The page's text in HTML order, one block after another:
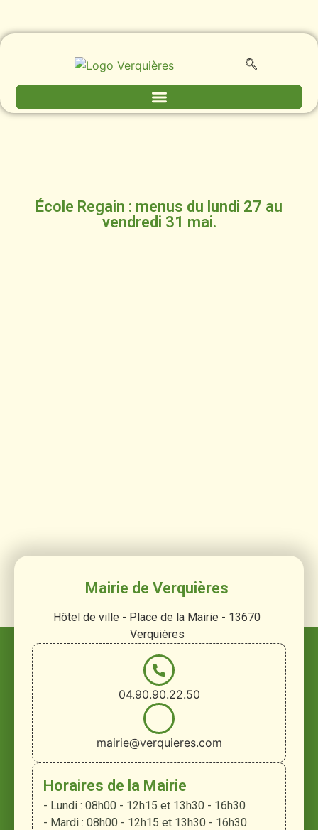
École Regain : menus du lundi 27 au
vendredi 31 mai.
Mairie de Verquières
Hôtel de ville - Place de la Mairie - 13670
Verquières
04.90.90.22.50
mairie@verquieres.com
Horaires de la Mairie
- Lundi : 08h00 - 12h15 et 13h30 - 16h30
- Mardi : 08h00 - 12h15 et 13h30 - 16h30